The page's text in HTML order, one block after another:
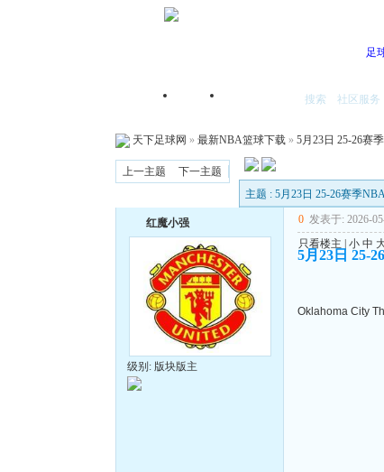
足
首页 搜索 社区服务
天下足球网 » 最新NBA篮球下载 » 5月23日 25-26赛
上一主题
下一主题
主题 : 5月23日 25-26赛季
红魔小强
级别: 版块版主
0 发表于: 2026-
只看楼主
小 中
5月23日 25-
Oklahoma City